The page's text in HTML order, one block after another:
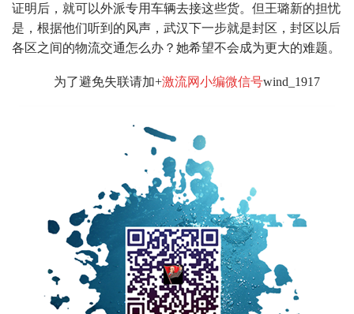
证明后，就可以外派专用车辆去接这些货。但王璐新的担忧
是，根据他们听到的风声，武汉下一步就是封区，封区以后
各区之间的物流交通怎么办？她希望不会成为更大的难题。
为了避免失联请加+激流网小编微信号wind_1917